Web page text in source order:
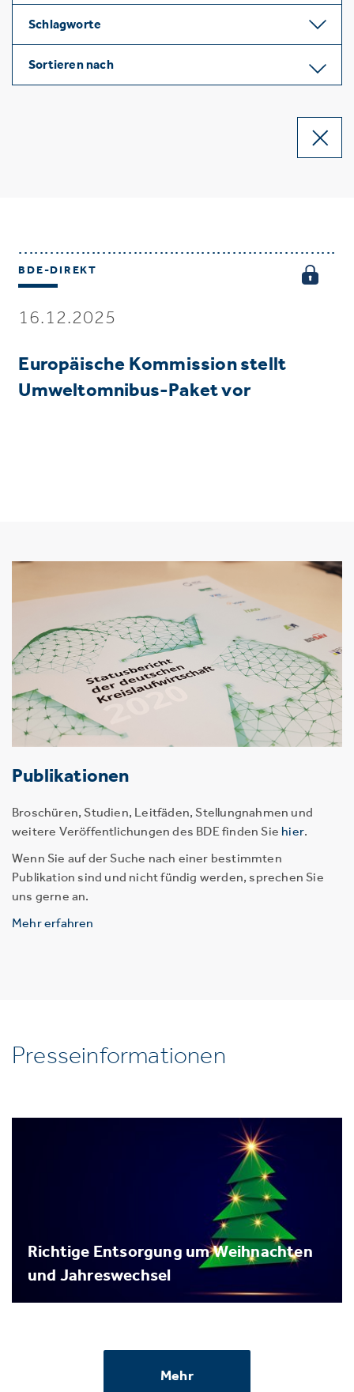
Schlagworte
Sortieren nach
BDE-DIREKT
16.12.2025
Europäische Kommission stellt
Umweltomnibus-Paket vor
Publikationen
Broschüren, Studien, Leitfäden, Stellungnahmen und
weitere Veröffentlichungen des BDE finden Sie hier.
Wenn Sie auf der Suche nach einer bestimmten
Publikation sind und nicht fündig werden, sprechen Sie
uns gerne an.
Mehr erfahren
Presseinformationen
Richtige Entsorgung um Weihnachten
und Jahreswechsel
Mehr